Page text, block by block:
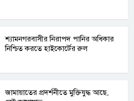
শ্যামনগরবাসীর নিরাপদ পানির অধিকার
নিশ্চিত করতে হাইকোর্টের রুল
জামায়াতের প্রদর্শনীতে মুক্তিযুদ্ধ আছে,